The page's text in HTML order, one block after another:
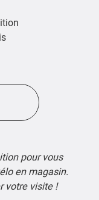
pour vous
en magasin.
votre visite !